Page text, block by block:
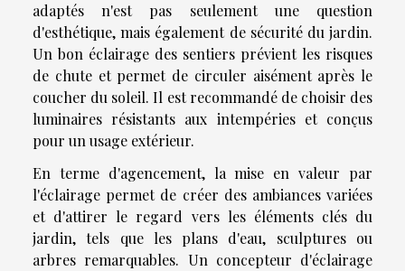
adaptés n'est pas seulement une question
d'esthétique, mais également de sécurité du jardin.
Un bon éclairage des sentiers prévient les risques
de chute et permet de circuler aisément après le
coucher du soleil. Il est recommandé de choisir des
luminaires résistants aux intempéries et conçus
pour un usage extérieur.
En terme d'agencement, la mise en valeur par
l'éclairage permet de créer des ambiances variées
et d'attirer le regard vers les éléments clés du
jardin, tels que les plans d'eau, sculptures ou
arbres remarquables. Un concepteur d'éclairage